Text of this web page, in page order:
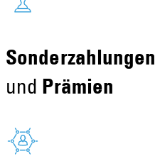
Sonderzahlungen
und Prämien